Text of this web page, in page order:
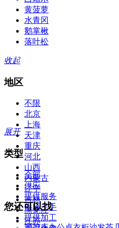
黄菠萝
水青冈
鹅掌楸
落叶松
收起
地区
不限
北京
上海
天津
重庆
河北
山西
内蒙古
辽宁
吉林
黑龙江
江苏
展开
类型
全部
供应
提供服务
供应二手
提供加工
您还可以找